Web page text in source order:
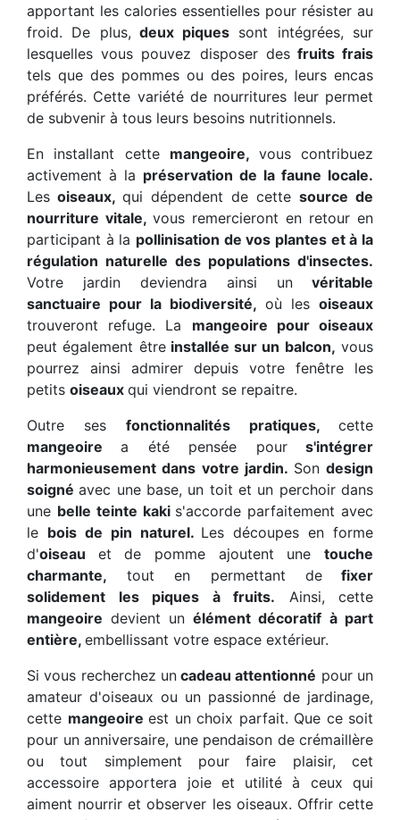
apportant les calories essentielles pour résister au
froid. De plus, deux piques sont intégrées, sur
lesquelles vous pouvez disposer desfruits frais
tels que des pommes ou des poires, leurs encas
préférés. Cette variété de nourritures leur permet
de subvenir à tous leurs besoins nutritionnels.
En installant cette mangeoire, vous contribuez
activement à la préservation de la faune locale.
Les oiseaux, qui dépendent de cette source de
nourriture vitale, vous remercieront en retour en
participant à la pollinisation de vos plantes et à la
régulation naturelle des populations d'insectes.
Votre jardin deviendra ainsi un véritable
sanctuaire pour la biodiversité, où les oiseaux
trouveront refuge. La mangeoire pour oiseaux
peut également êtreinstallée sur un balcon, vous
pourrez ainsi admirer depuis votre fenêtre les
petits oiseaux qui viendront se repaitre.
Outre ses fonctionnalités pratiques, cette
mangeoirea été pensée pours'intégrer
harmonieusement dans votre jardin. Sondesign
soignéavec une base, un toit et un perchoir dans
une belle teinte kaki s'accorde parfaitement avec
le bois de pin naturel. Les découpes en forme
d'oiseau et de pomme ajoutent unetouche
charmante, tout en permettant defixer
solidement les piques à fruits. Ainsi, cette
mangeoire devient un élément décoratif à part
entière, embellissant votre espace extérieur.
Si vous recherchez uncadeau attentionné pour un
amateur d'oiseaux ou un passionné de jardinage,
cette mangeoire est un choix parfait. Que ce soit
pour un anniversaire, une pendaison de crémaillère
ou tout simplement pour faire plaisir, cet
accessoire apportera joie et utilité à ceux qui
aiment nourrir et observer les oiseaux. Offrir cette